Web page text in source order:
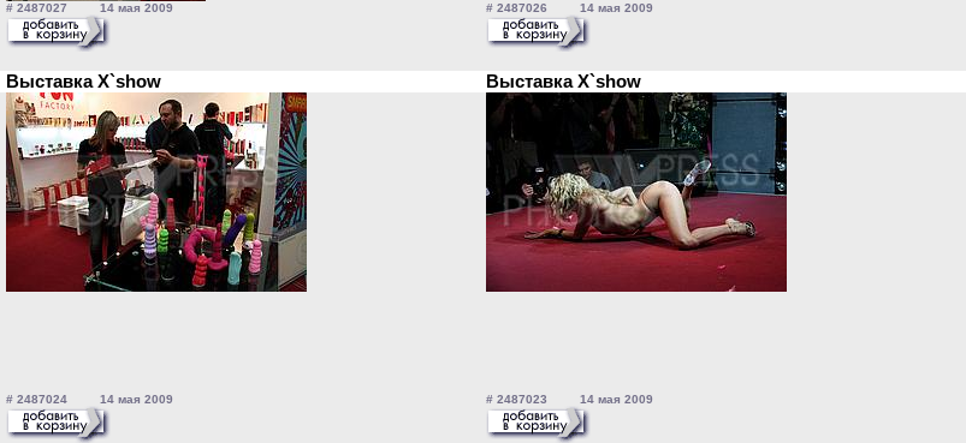
# 2487027 14 мая 2009 # 2487026 14 мая 2009
Выставка X`show Выставка X`show
# 2487024 14 мая 2009 # 2487023 14 мая 2009